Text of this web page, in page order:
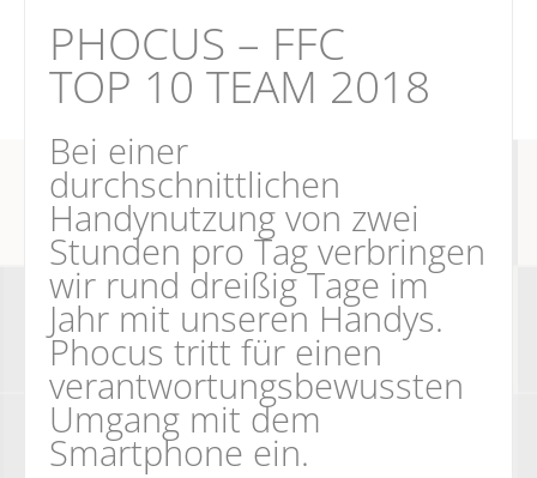
PHOCUS – FFC
TOP 10 TEAM 2018
Bei einer
durchschnittlichen
Handynutzung von zwei
Stunden pro Tag verbringen
wir rund dreißig Tage im
Jahr mit unseren Handys.
Phocus tritt für einen
verantwortungsbewussten
Umgang mit dem
Smartphone ein.